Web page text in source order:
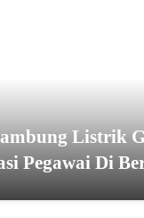
Listrik
Pegawai Di